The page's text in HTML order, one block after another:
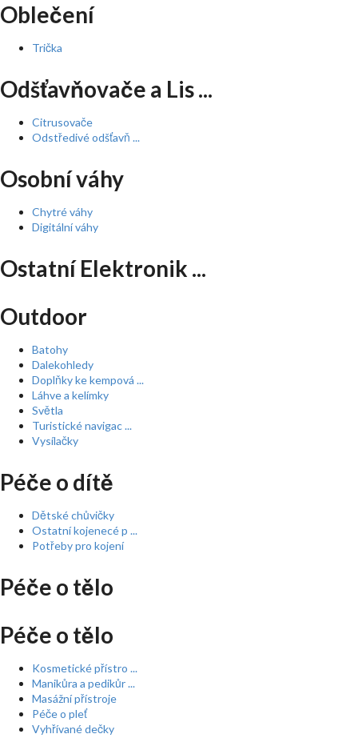
Oblečení
Trička
Odšťavňovače a Lis ...
Citrusovače
Odstředivé odšťavň ...
Osobní váhy
Chytré váhy
Digitální váhy
Ostatní Elektronik ...
Outdoor
Batohy
Dalekohledy
Doplňky ke kempová ...
Láhve a kelímky
Světla
Turistické navigac ...
Vysílačky
Péče o dítě
Dětské chůvičky
Ostatní kojenecé p ...
Potřeby pro kojení
Péče o tělo
Péče o tělo
Kosmetické přístro ...
Manikůra a pedikůr ...
Masážní přístroje
Péče o pleť
Vyhřívané dečky